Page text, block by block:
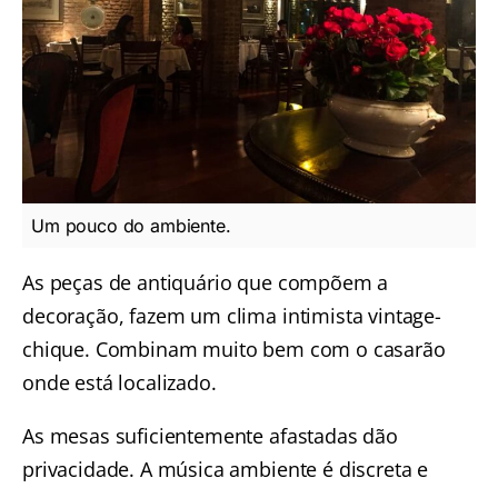
Um pouco do ambiente.
As peças de antiquário que compõem a
decoração, fazem um clima intimista vintage-
chique. Combinam muito bem com o casarão
onde está localizado.
As mesas suficientemente afastadas dão
privacidade. A música ambiente é discreta e